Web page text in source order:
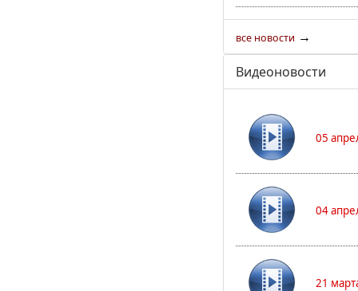
все новости →
Видеоновости
05
04
21